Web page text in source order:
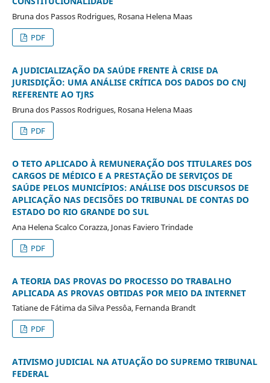
Bruna dos Passos Rodrigues, Rosana Helena Maas
PDF
A JUDICIALIZAÇÃO DA SAÚDE FRENTE À CRISE DA
JURISDIÇÃO: UMA ANÁLISE CRÍTICA DOS DADOS DO CNJ
REFERENTE AO TJRS
Bruna dos Passos Rodrigues, Rosana Helena Maas
PDF
O TETO APLICADO À REMUNERAÇÃO DOS TITULARES DOS
CARGOS DE MÉDICO E A PRESTAÇÃO DE SERVIÇOS DE
SAÚDE PELOS MUNICÍPIOS: ANÁLISE DOS DISCURSOS DE
APLICAÇÃO NAS DECISÕES DO TRIBUNAL DE CONTAS DO
ESTADO DO RIO GRANDE DO SUL
Ana Helena Scalco Corazza, Jonas Faviero Trindade
PDF
A TEORIA DAS PROVAS DO PROCESSO DO TRABALHO
APLICADA AS PROVAS OBTIDAS POR MEIO DA INTERNET
Tatiane de Fátima da Silva Pessôa, Fernanda Brandt
PDF
ATIVISMO JUDICIAL NA ATUAÇÃO DO SUPREMO TRIBUNAL
FEDERAL